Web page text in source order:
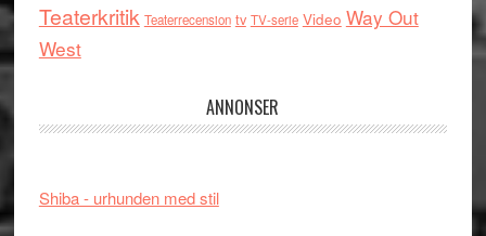
Teaterkritik Teaterrecension tv TV-serie Video Way Out
West
ANNONSER
Shiba - urhunden med stil